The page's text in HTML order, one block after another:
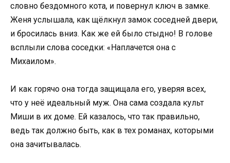
словно бездомного кота, и повернул ключ в замке.
Женя услышала, как щёлкнул замок соседней двери,
и бросилась вниз. Как же ей было стыдно! В голове
всплыли слова соседки: «Наплачется она с
Михаилом».
И как горячо она тогда защищала его, уверяя всех,
что у неё идеальный муж. Она сама создала культ
Миши в их доме. Ей казалось, что так правильно,
ведь так должно быть, как в тех романах, которыми
она зачитывалась.